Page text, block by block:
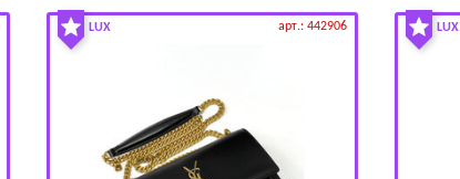
LUX арт.: 442906 LUX